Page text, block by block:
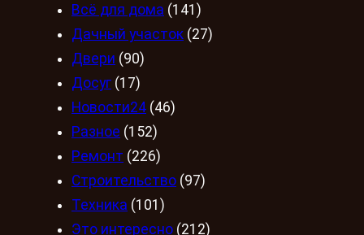
Всё для дома (141)
Дачный участок (27)
Двери (90)
Досуг (17)
Новости24 (46)
Разное (152)
Ремонт (226)
Строительство (97)
Техника (101)
Это интересно (212)